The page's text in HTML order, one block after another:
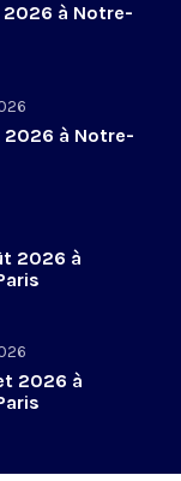
2026 à Notre-
2026 à Notre-
2026 à
2026 à